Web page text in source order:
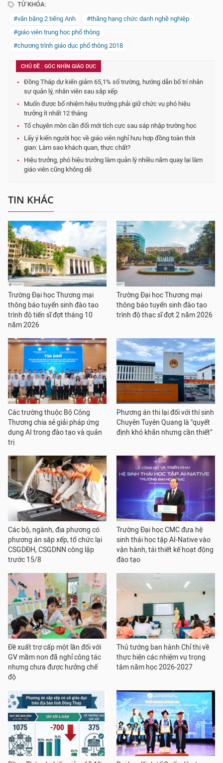
TỪ KHÓA:
#văn bằng 2 tiếng Anh
#thăng hạng chức danh nghề nghiệp
#giáo viên trung học phổ thông
#chương trình giáo dục phổ thông 2018
CHỦ ĐỀ : GÓC NHÌN GIÁO DỤC
Đồng Tháp dự kiến giảm 65,1% số trường, hướng dẫn bố trí nhân
sự quản lý, nhân viên sau sắp xếp
Muốn được bổ nhiệm hiệu trưởng phải giữ chức vụ phó hiệu
trưởng ít nhất 12 tháng
Tổ chuyên môn cần đổi mới tích cực sau sáp nhập trường học
Lấy ý kiến người học về giáo viên nghỉ hưu hợp đồng toàn thời
gian: Làm sao khách quan, thực chất?
Hiệu trưởng, phó hiệu trưởng làm quản lý nhiều năm quay lại làm
giáo viên cũng không dễ
TIN KHÁC
Trường Đại học Thương mại
thông báo tuyển sinh đào tạo
trình độ tiến sĩ đợt tháng 10
năm 2026
Trường Đại học Thương mại
thông báo tuyển sinh đào tạo
trình độ thạc sĩ đợt 2 năm 2026
Các trường thuộc Bộ Công
Thương chia sẻ giải pháp ứng
dụng AI trong đào tạo và quản
trị
Phương án thi lại đối với thí sinh
Chuyên Tuyên Quang là "quyết
định khó khăn nhưng cần thiết"
Các bộ, ngành, địa phương có
phương án sắp xếp, tổ chức lại
CSGDĐH, CSGDNN công lập
trước 15/8
Trường Đại học CMC đưa hệ
sinh thái học tập AI-Native vào
vận hành, tái thiết kế hoạt động
đào tạo
Đề xuất trợ cấp một lần đối với
GV mầm non đã nghỉ công tác
nhưng chưa được hưởng chế
độ
Thủ tướng ban hành Chỉ thị về
thực hiện các nhiệm vụ trọng
tâm năm học 2026-2027